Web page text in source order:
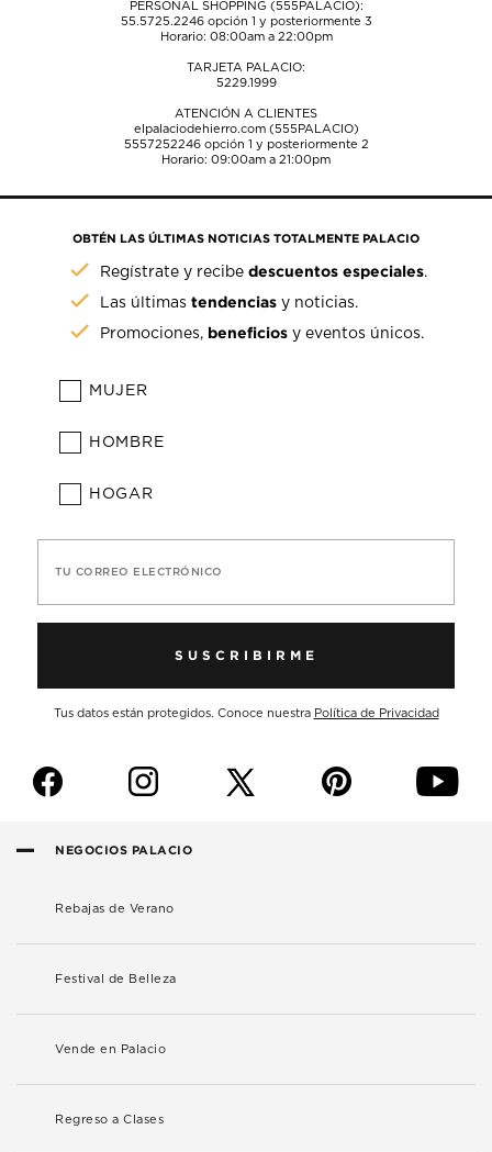
PERSONAL SHOPPING (555PALACIO):
55.5725.2246opción 1 y posteriormente 3
Horario: 08:00am a 22:00pm
TARJETA PALACIO:
5229.1999
ATENCIÓN A CLIENTES
elpalaciodehierro.com (555PALACIO)
5557252246opción 1 y posteriormente 2
Horario: 09:00am a 21:00pm
OBTÉN LAS ÚLTIMAS NOTICIAS TOTALMENTE PALACIO
Regístrate y recibedescuentos especiales.
Las últimastendencias y noticias.
Promociones, beneficios y eventos únicos.
MUJER
HOMBRE
HOGAR
TU CORREO ELECTRÓNICO
SUSCRIBIRME
Tus datos están protegidos. Conoce nuestra Política de Privacidad
f i p y
NEGOCIOS PALACIO
Rebajas de Verano
Festival de Belleza
Vende en Palacio
Regreso a Clases